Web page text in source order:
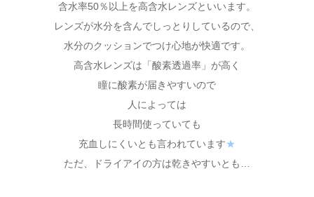
含水率50％以上を高含水レンズといいます。
レンズが水分を含んでしっとりしているので、
水分のクッションでつけ心地が快適です。
高含水レンズは「酸素透過率」が高く
瞳に酸素が届きやすいので
人によっては
長時間使っていても
充血しにくいとも言われています★
ただ、ドライアイの方は乾きやすいとも…